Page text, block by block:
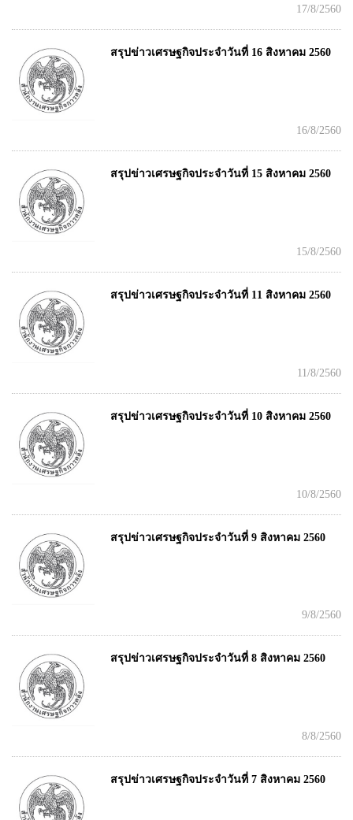
17/8/2560
สรุปข่าวเศรษฐกิจประจำวันที่ 16 สิงหาคม 2560
16/8/2560
สรุปข่าวเศรษฐกิจประจำวันที่ 15 สิงหาคม 2560
15/8/2560
สรุปข่าวเศรษฐกิจประจำวันที่ 11 สิงหาคม 2560
11/8/2560
สรุปข่าวเศรษฐกิจประจำวันที่ 10 สิงหาคม 2560
10/8/2560
สรุปข่าวเศรษฐกิจประจำวันที่ 9 สิงหาคม 2560
9/8/2560
สรุปข่าวเศรษฐกิจประจำวันที่ 8 สิงหาคม 2560
8/8/2560
สรุปข่าวเศรษฐกิจประจำวันที่ 7 สิงหาคม 2560